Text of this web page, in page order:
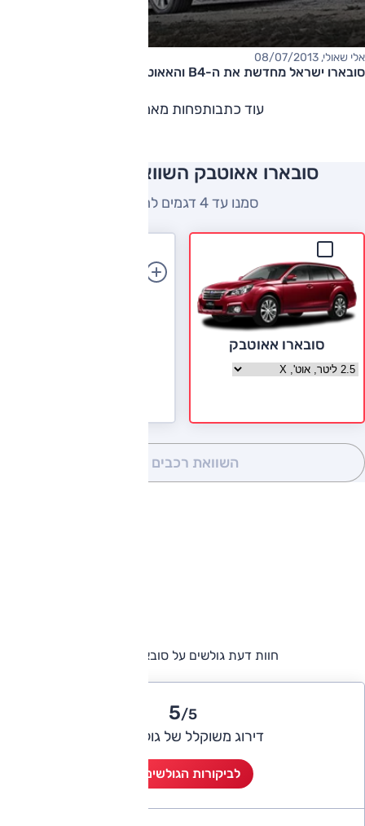
אלי שאולי, 08/07/2013
סובארו ישראל מחדשת את ה-B4 והאאוטבק
עוד כתבותפחות מאמרים
סובארו אאוטבק השוואה למתחרים
סמנו עד 4 דגמים להשוואה
סובארו אאוטבק
בחר גרסה סובארו אאוטבק
השוואת רכבים
חוות דעת גולשים על סובארו אאוטבק
5/5
דירוג משוקלל של גולשי אוטו
לביקורות הגולשים (1)